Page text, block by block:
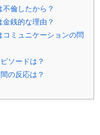
倫したから？
銭的な理由？
ミュニケーションの問
ソードは？
の反応は？